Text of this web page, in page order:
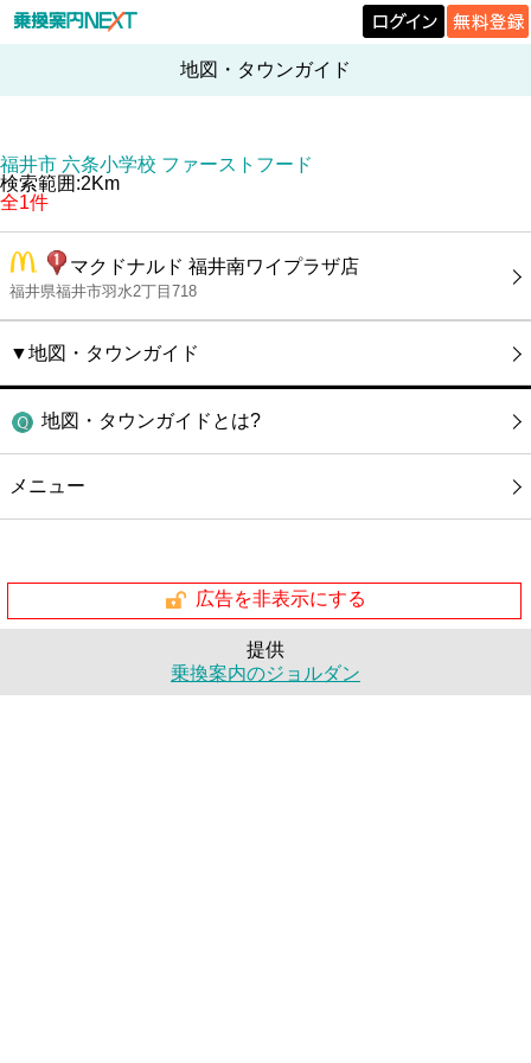
地図・タウンガイド
福井市 六条小学校 ファーストフード
検索範囲:2Km
全1件
マクドナルド 福井南ワイプラザ店
福井県福井市羽水2丁目718
▼地図・タウンガイド
地図・タウンガイドとは?
メニュー
広告を非表示にする
提供
乗換案内のジョルダン